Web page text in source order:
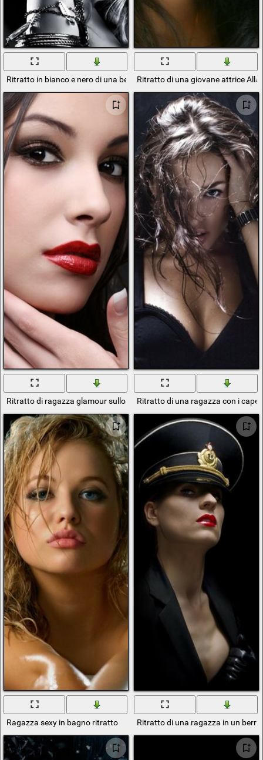
Ritratto in bianco e nero di una bella ragazzaRitratto di una giovane attrice Alla
Ritratto di ragazza glamour sullo sfondoRitratto di una ragazza con i
Ragazza sexy in bagno ritratto Ritratto di una ragazza in un